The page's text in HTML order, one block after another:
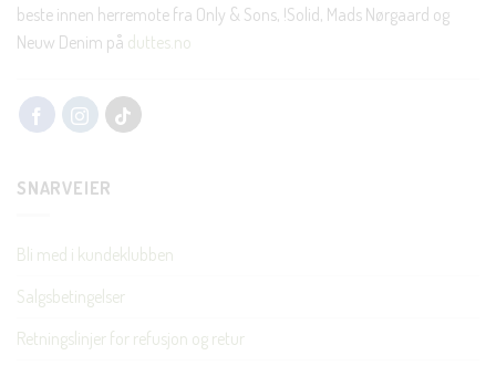
beste innen herremote fra Only & Sons, !Solid, Mads Nørgaard og
Neuw Denim på duttes.no
SNARVEIER
Bli med i kundeklubben
Salgsbetingelser
Retningslinjer for refusjon og retur